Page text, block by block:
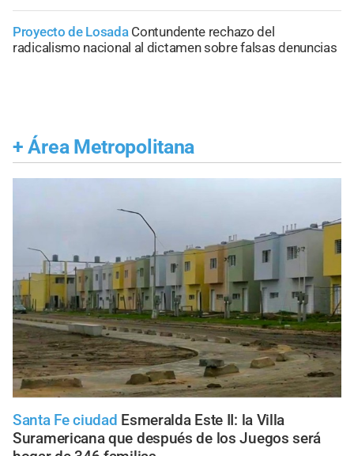
Proyecto de Losada Contundente rechazo del
radicalismo nacional al dictamen sobre falsas denuncias
+ Área Metropolitana
Santa Fe ciudad Esmeralda Este II: la Villa
Suramericana que después de los Juegos será